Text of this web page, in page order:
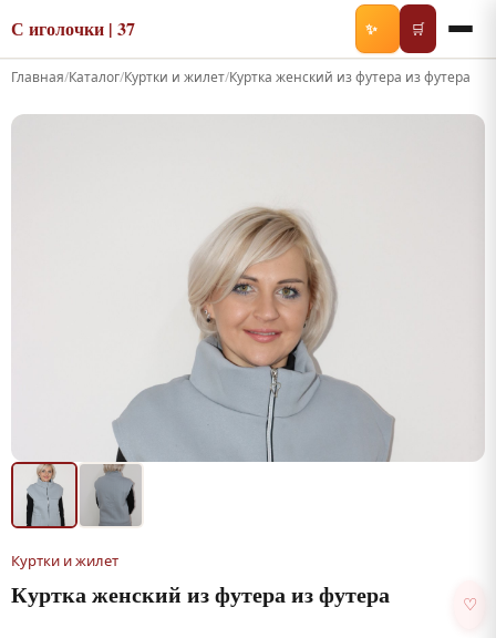
С иголочки | 37 ✨ 🛒
Главная/Каталог/Куртки и жилет/Куртка женский из футера из футера
Куртки и жилет
Куртка женский из футера из футера ♡